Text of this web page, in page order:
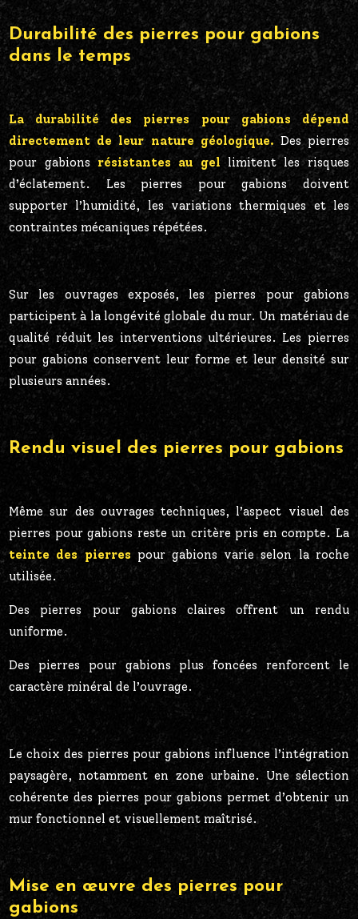
Durabilité des pierres pour gabions
dans le temps
La durabilité des pierres pour gabions dépend
directement de leur nature géologique. Des pierres
pour gabionsrésistantes au gel limitent les risques
d’éclatement. Les pierres pour gabions doivent
supporter l’humidité, les variations thermiques et les
contraintes mécaniques répétées.
Sur les ouvrages exposés, les pierres pour gabions
participent à la longévité globale du mur. Un matériau de
qualité réduit les interventions ultérieures. Les pierres
pour gabions conservent leur forme et leur densité sur
plusieurs années.
Rendu visuel des pierres pour gabions
Même sur des ouvrages techniques, l’aspect visuel des
pierres pour gabions reste un critère pris en compte. La
teinte des pierres pour gabions varie selon la roche
utilisée.
Des pierres pour gabions claires offrent un rendu
uniforme.
Des pierres pour gabions plus foncées renforcent le
caractère minéral de l’ouvrage.
Le choix des pierres pour gabions influence l’intégration
paysagère, notamment en zone urbaine. Une sélection
cohérente des pierres pour gabions permet d’obtenir un
mur fonctionnel et visuellement maîtrisé.
Mise en œuvre des pierres pour
gabions